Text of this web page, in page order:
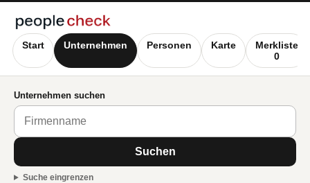
Start Unternehmen Personen Karte
Merkliste
0
Unternehmen suchen
Suchen
Suche eingrenzen